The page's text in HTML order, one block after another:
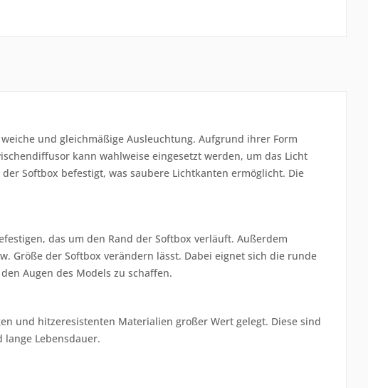
und gleichmäßige Ausleuchtung. Aufgrund ihrer Form
kann wahlweise eingesetzt werden, um das Licht
Softbox befestigt, was saubere Lichtkanten ermöglicht. Die
das um den Rand der Softbox verläuft. Außerdem
Größe der Softbox verändern lässt. Dabei eignet sich die runde
Augen des Models zu schaffen.
und hitzeresistenten Materialien großer Wert gelegt. Diese sind
Lebensdauer.